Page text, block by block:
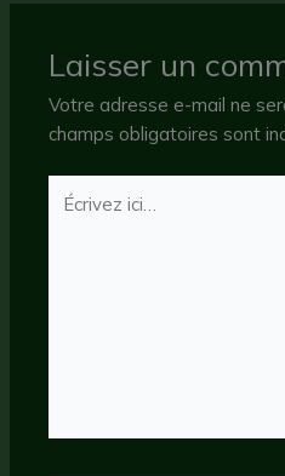
Laisser un
Votre adresse e-mail ne
champs obligatoires sont
Écrivez
ici…